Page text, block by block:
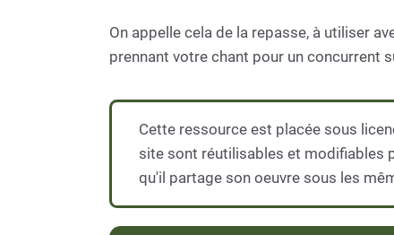
On appelle cela de la repasse, à utiliser
prennant votre chant pour un concurrent
Cette ressource est placée sous
site sont réutilisables et modifiables
qu'il partage son oeuvre sous les